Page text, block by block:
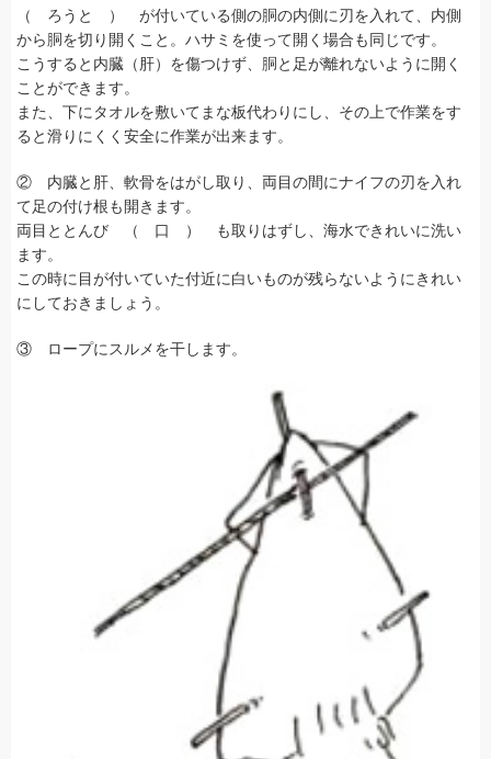
（ ろうと ） が付いている側の胴の内側に刃を入れて、内側
から胴を切り開くこと。ハサミを使って開く場合も同じです。
こうすると内臓（肝）を傷つけず、胴と足が離れないように開く
ことができます。
また、下にタオルを敷いてまな板代わりにし、その上で作業をす
ると滑りにくく安全に作業が出来ます。
② 内臓と肝、軟骨をはがし取り、両目の間にナイフの刃を入れ
て足の付け根も開きます。
両目ととんび （ 口 ） も取りはずし、海水できれいに洗い
ます。
この時に目が付いていた付近に白いものが残らないようにきれい
にしておきましょう。
③ ロープにスルメを干します。